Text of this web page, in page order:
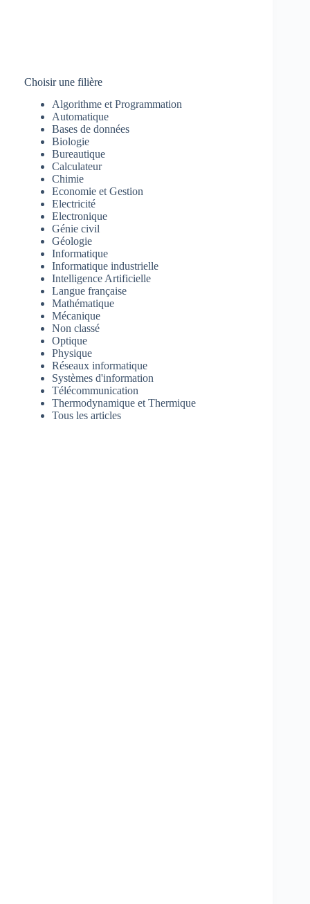
Choisir une filière
Algorithme et Programmation
Automatique
Bases de données
Biologie
Bureautique
Calculateur
Chimie
Economie et Gestion
Electricité
Electronique
Génie civil
Géologie
Informatique
Informatique industrielle
Intelligence Artificielle
Langue française
Mathématique
Mécanique
Non classé
Optique
Physique
Réseaux informatique
Systèmes d'information
Télécommunication
Thermodynamique et Thermique
Tous les articles